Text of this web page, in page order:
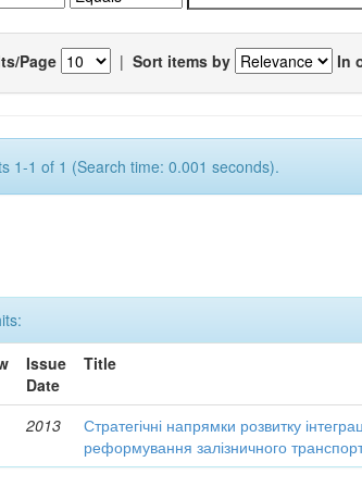
Page | Sort items by In
1-1 of 1 (Search time: 0.001 seconds).
Issue
Date
Title
2013
Стратегічні напрямки розвитку
реформування залізничного